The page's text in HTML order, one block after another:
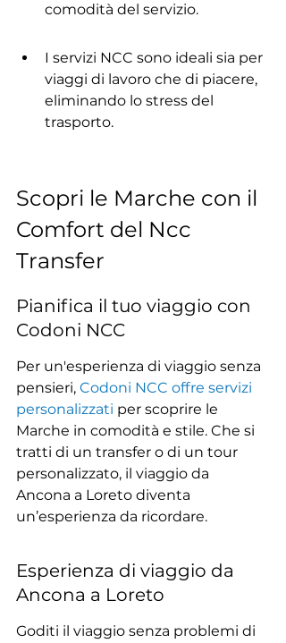
comodità del servizio.
I servizi NCC sono ideali sia per
viaggi di lavoro che di piacere,
eliminando lo stress del
trasporto.
Scopri le Marche con il
Comfort del Ncc
Transfer
Pianifica il tuo viaggio con
Codoni NCC
Per un'esperienza di viaggio senza
pensieri, Codoni NCC offre servizi
personalizzati per scoprire le
Marche in comodità e stile. Che si
tratti di un transfer o di un tour
personalizzato, il viaggio da
Ancona a Loreto diventa
un’esperienza da ricordare.
Esperienza di viaggio da
Ancona a Loreto
Goditi il viaggio senza problemi di